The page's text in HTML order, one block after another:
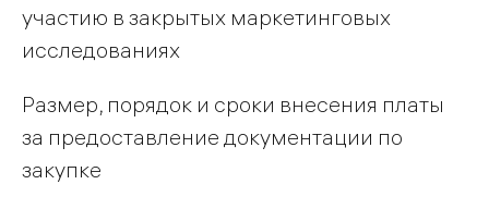
участию в закрытых маркетинговых
исследованиях
Размер, порядок и сроки внесения платы
за предоставление документации по
закупке